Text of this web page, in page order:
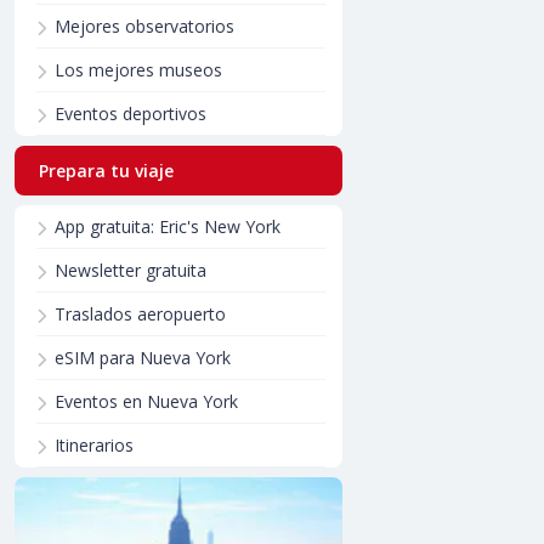
Mejores observatorios
Los mejores museos
Eventos deportivos
Prepara tu viaje
App gratuita: Eric's New York
Newsletter gratuita
Traslados aeropuerto
eSIM para Nueva York
Eventos en Nueva York
Itinerarios